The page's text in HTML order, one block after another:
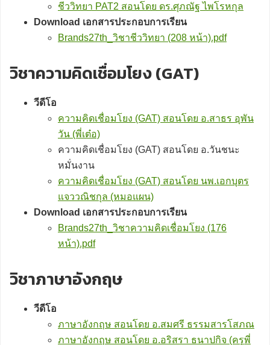
ชีววิทยา PAT2 สอนโดย ดร.ศุภณัฐ ไพโรหกุล
Download เอกสารประกอบการเรียน
Brands27th_วิชาชีววิทยา (208 หน้า).pdf
วิชาความคิดเชื่อมโยง (GAT)
วีดีโอ
ความคิดเชื่อมโยง (GAT) สอนโดย อ.สาธร อุพัน
วัน (พี่เต๋อ)
ความคิดเชื่อมโยง (GAT) สอนโดย อ.วันชนะ
หมั่นงาน
ความคิดเชื่อมโยง (GAT) สอนโดย นพ.เอกบุตร
แจววณิชกุล (หมอแผน)
Download เอกสารประกอบการเรียน
Brands27th_วิชาความคิดเชื่อมโยง (176
หน้า).pdf
วิชาภาษาอังกฤษ
วีดีโอ
ภาษาอังกฤษ สอนโดย อ.สมศรี ธรรมสารโสภณ
ภาษาอังกฤษ สอนโดย อ.อริสรา ธนาปกิจ (ครูพี่